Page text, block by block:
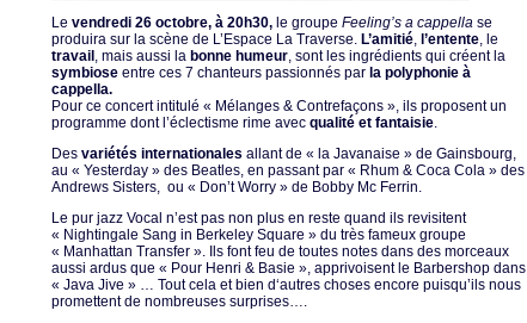
Le vendredi 26 octobre, à 20h30,le groupe Feeling’s a cappellase
produira sur la scène de L’Espace La Traverse.L’amitié, l’entente, le
travail , mais aussi la bonne humeur, sont les ingrédients qui créent la
symbioseentre ces 7 chanteurs passionnés par la polyphonie à
cappella.
Pour ce concert intitulé « Mélanges & Contrefaçons », ils proposent un
programme dont l’éclectisme rime avec qualité et fantaisie.
Des variétés internationales allant de « la Javanaise » de Gainsbourg,
au « Yesterday » des Beatles, en passant par « Rhum & Coca Cola » des
Andrews Sisters, ou « Don’t Worry » de Bobby Mc Ferrin.
Le pur jazz Vocal n’est pas non plus en reste quand ils revisitent
« Nightingale Sang in Berkeley Square » du très fameux groupe
« Manhattan Transfer ». Ils font feu de toutes notes dans des morceaux
aussi ardus que « Pour Henri & Basie », apprivoisent le Barbershop dans
« Java Jive » … Tout cela et bien d‘autres choses encore puisqu’ils nous
promettent de nombreuses surprises….